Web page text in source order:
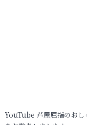
YouTube 芦屋屈指のおし